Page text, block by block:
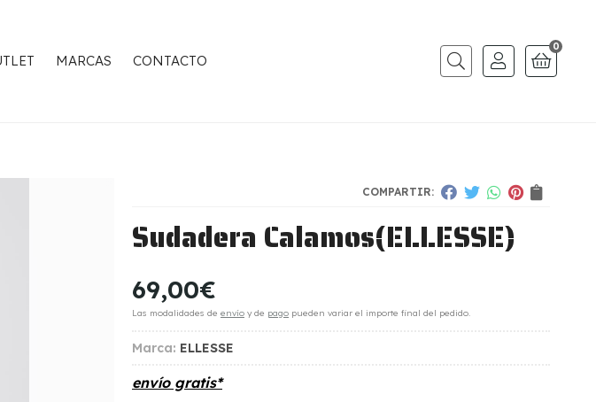
MARCAS CONTACTO Buscar
0
COMPARTIR:
Sudadera Calamos(ELLESSE)
69,00€
Las modalidades de envío y de pago pueden variar el importe final del pedido.
Marca: ELLESSE
envío gratis*